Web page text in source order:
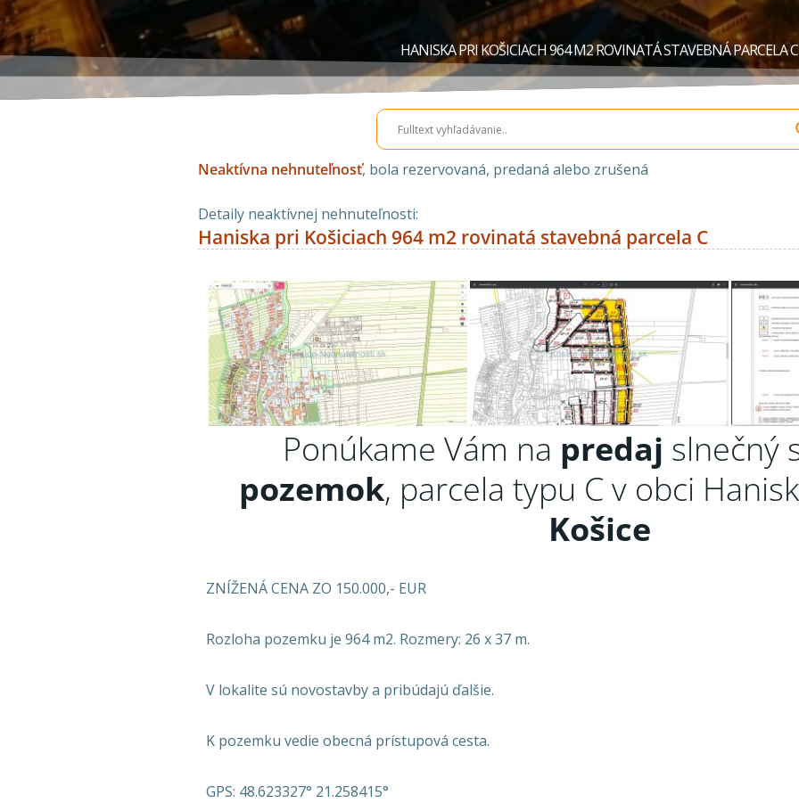
HANISKA PRI KOŠICIACH 964 M2 ROVINATÁ STAVEBNÁ PARCELA C
Neaktívna nehnuteľnosť, bola rezervovaná, predaná alebo zrušená
Detaily neaktívnej nehnuteľnosti:
Haniska pri Košiciach 964 m2 rovinatá stavebná parcela C
Ponúkame Vám na predaj slnečný
pozemok, parcela typu C v obci
Košice
ZNÍŽENÁ CENA ZO 150.000,- EUR
Rozloha pozemku je 964 m2. Rozmery: 26 x 37 m.
V lokalite sú novostavby a pribúdajú ďalšie.
K pozemku vedie obecná prístupová cesta.
GPS: 48.623327° 21.258415°